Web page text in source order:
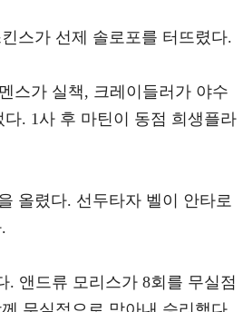
스가 선제 솔로포를 터뜨렸다.
스가 실책, 크레이들러가 야수
. 1사 후 마틴이 동점 희생플라
올렸다. 선두타자 벨이 안타로
. 앤드류 모리스가 8회를 무실점